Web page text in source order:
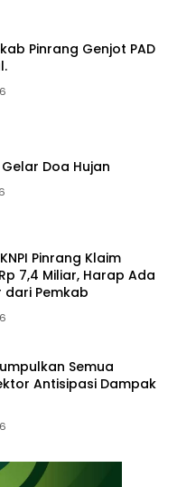
Pinrang Genjot PAD
Doa Hujan
Pinrang Klaim
7,4 Miliar, Harap Ada
dari Pemkab
Semua
Antisipasi Dampak